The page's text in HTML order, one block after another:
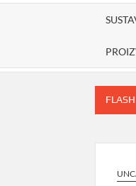
Prirodno sredstvo za